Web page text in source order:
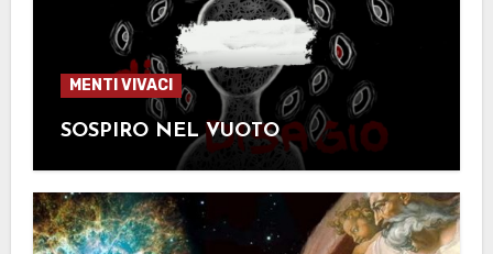
MENTI VIVACI
SOSPIRO NEL VUOTO